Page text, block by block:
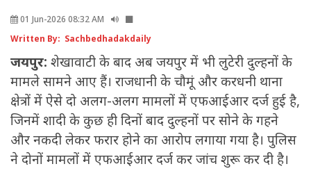
01 Jun-2026 08:32 AM
Written By: Sachbedhadakdaily
जयपुर: शेखावाटी के बाद अब जयपुर में भी लुटेरी दुल्हनों के
मामले सामने आए हैं। राजधानी के चौमूं और करधनी थाना
क्षेत्रों में ऐसे दो अलग-अलग मामलों में एफआईआर दर्ज हुई है,
जिनमें शादी के कुछ ही दिनों बाद दुल्हनों पर सोने के गहने
और नकदी लेकर फरार होने का आरोप लगाया गया है। पुलिस
ने दोनों मामलों में एफआईआर दर्ज कर जांच शुरू कर दी है।